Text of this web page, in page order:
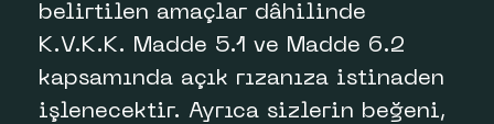
belirtilen amaçlar dâhilinde
K.V.K.K. Madde 5.1 ve Madde 6.2
kapsamında açık rızanıza istinaden
işlenecektir. Ayrıca sizlerin beğeni,